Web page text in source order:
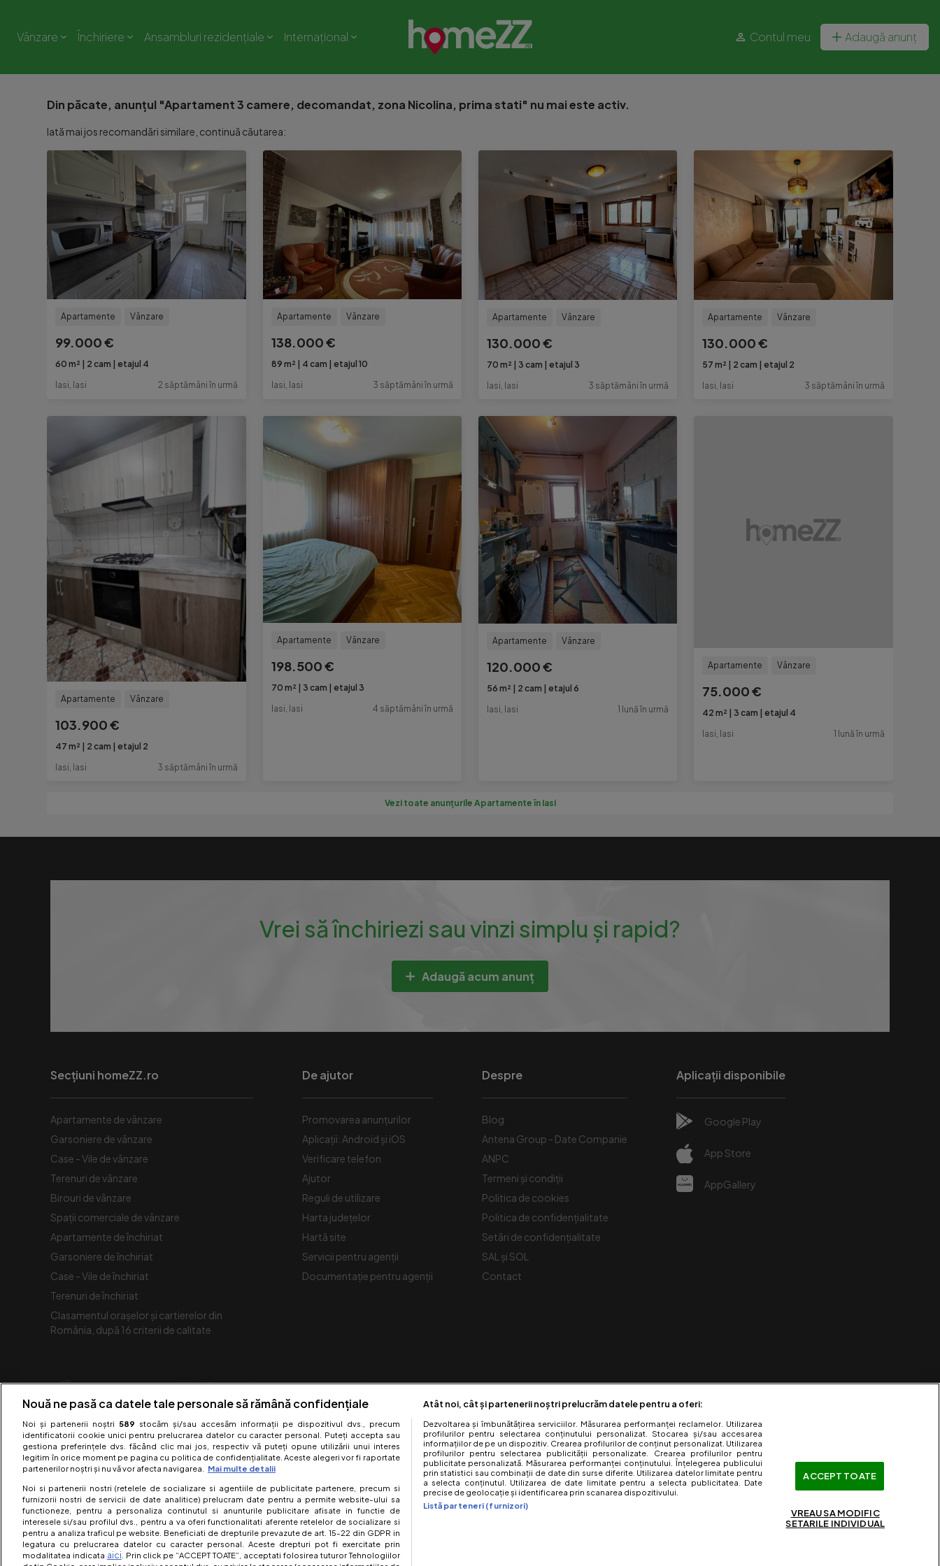
Vânzare Închiriere Ansambluri rezidențiale Internațional Contul meu Adaugă anunț
Din păcate, anunțul "Apartament 3 camere, decomandat, zona Nicolina, prima stati" nu mai este activ.
Iată mai jos recomandări similare, continuă căutarea:
Apartamente Vânzare
99.000 €
60 m² 2 cam
etajul 4
Iasi, Iasi
2 săptămâni în urmă
Apartamente Vânzare
138.000 €
89 m² 4 cam
etajul 10
Iasi, Iasi
3 săptămâni în urmă
Apartamente Vânzare
130.000 €
70 m² 3 cam
etajul 3
Iasi, Iasi
3 săptămâni în urmă
Apartamente Vânzare
130.000 €
57 m² 2 cam
etajul 2
Iasi, Iasi
3 săptămâni în urmă
Apartamente Vânzare
103.900 €
47 m² 2 cam
etajul 2
Iasi, Iasi
3 săptămâni în urmă
Apartamente Vânzare
198.500 €
70 m² 3 cam
etajul 3
Iasi, Iasi
4 săptămâni în urmă
Apartamente Vânzare
120.000 €
56 m² 2 cam
etajul 6
Iasi, Iasi
1 lună în urmă
Apartamente Vânzare
75.000 €
42 m² 3 cam
etajul 4
Iasi, Iasi
1 lună în urmă
Vezi toate anunțurile Apartamente în Iasi
Vrei să închiriezi sau vinzi simplu și rapid?
Adaugă acum anunț
Secțiuni homeZZ.ro
Apartamente de vânzare
Garsoniere de vânzare
Case - Vile de vânzare
Terenuri de vânzare
Birouri de vânzare
Spaţii comerciale de vânzare
Apartamente de închiriat
Garsoniere de închiriat
Case - Vile de închiriat
Terenuri de închiriat
Clasamentul orașelor și cartierelor din
România, după 16 criterii de calitate
De ajutor
Promovarea anunțurilor
Aplicații: Android și iOS
Verificare telefon
Ajutor
Reguli de utilizare
Harta județelor
Hartă site
Servicii pentru agenții
Documentație pentru agenții
Despre
Blog
Antena Group - Date Companie
ANPC
Termeni și condiții
Politica de cookies
Politica de confidențialitate
Setări de confidențialitate
SAL și SOL
Contact
Aplicații disponibile
Google Play
App Store
AppGallery
Urmărește-ne pe:
Acest site este creat si administrat de Digital Antena Group. Toate drepturile rezervate.
Nouă ne pasă ca datele tale personale să rămână confidențiale
Noi și partenerii noștri 589 stocăm și/sau accesăm informații pe dispozitivul dvs., precum
identificatorii cookie unici pentru prelucrarea datelor cu caracter personal. Puteți accepta sau
gestiona preferințele dvs. făcând clic mai jos, respectiv vă puteți opune utilizării unui interes
legitim în orice moment pe pagina cu politica de confidențialitate. Aceste alegeri vor fi raportate
partenerilor noștri și nu vă vor afecta navigarea.
Mai multe detalii
Noi si partenerii nostri (retelele de socializare si agentiile de publicitate partenere, precum si
furnizorii nostri de servicii de date analitice) prelucram date pentru a permite website-ului sa
functioneze, pentru a personaliza continutul si anunturile publicitare afisate in functie de
interesele si/sau profilul dvs., pentru a va oferi functionalitati aferente retelelor de socializare si
pentru a analiza traficul pe website. Beneficiati de drepturile prevazute de art. 15-22 din GDPR in
legatura cu prelucrarea datelor cu caracter personal. Aceste drepturi pot fi exercitate prin
modalitatea indicata aici . Prin click pe “ACCEPT TOATE”, acceptati folosirea tuturor Tehnologiilor
Atât noi, cât și partenerii noștri prelucrăm datele pentru a oferi:
Dezvoltarea și îmbunătățirea serviciilor. Măsurarea performanței reclamelor. Utilizarea
profilurilor pentru selectarea conținutului personalizat. Stocarea și/sau accesarea
informațiilor de pe un dispozitiv. Crearea profilurilor de conținut personalizat. Utilizarea
profilurilor pentru selectarea publicității personalizate. Crearea profilurilor pentru
publicitate personalizată. Măsurarea performanței conținutului. Înțelegerea publicului
prin statistici sau combinații de date din surse diferite. Utilizarea datelor limitate pentru
a selecta conținutul. Utilizarea de date limitate pentru a selecta publicitatea. Date
precise de geolocație și identificarea prin scanarea dispozitivului.
Listă parteneri (furnizori)
ACCEPT TOATE
VREAU SA MODIFIC
SETARILE INDIVIDUAL